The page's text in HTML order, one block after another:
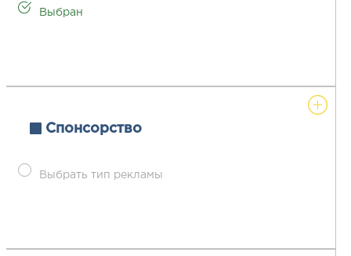
Выбран
Спонсорство
Выбрать тип рекламы